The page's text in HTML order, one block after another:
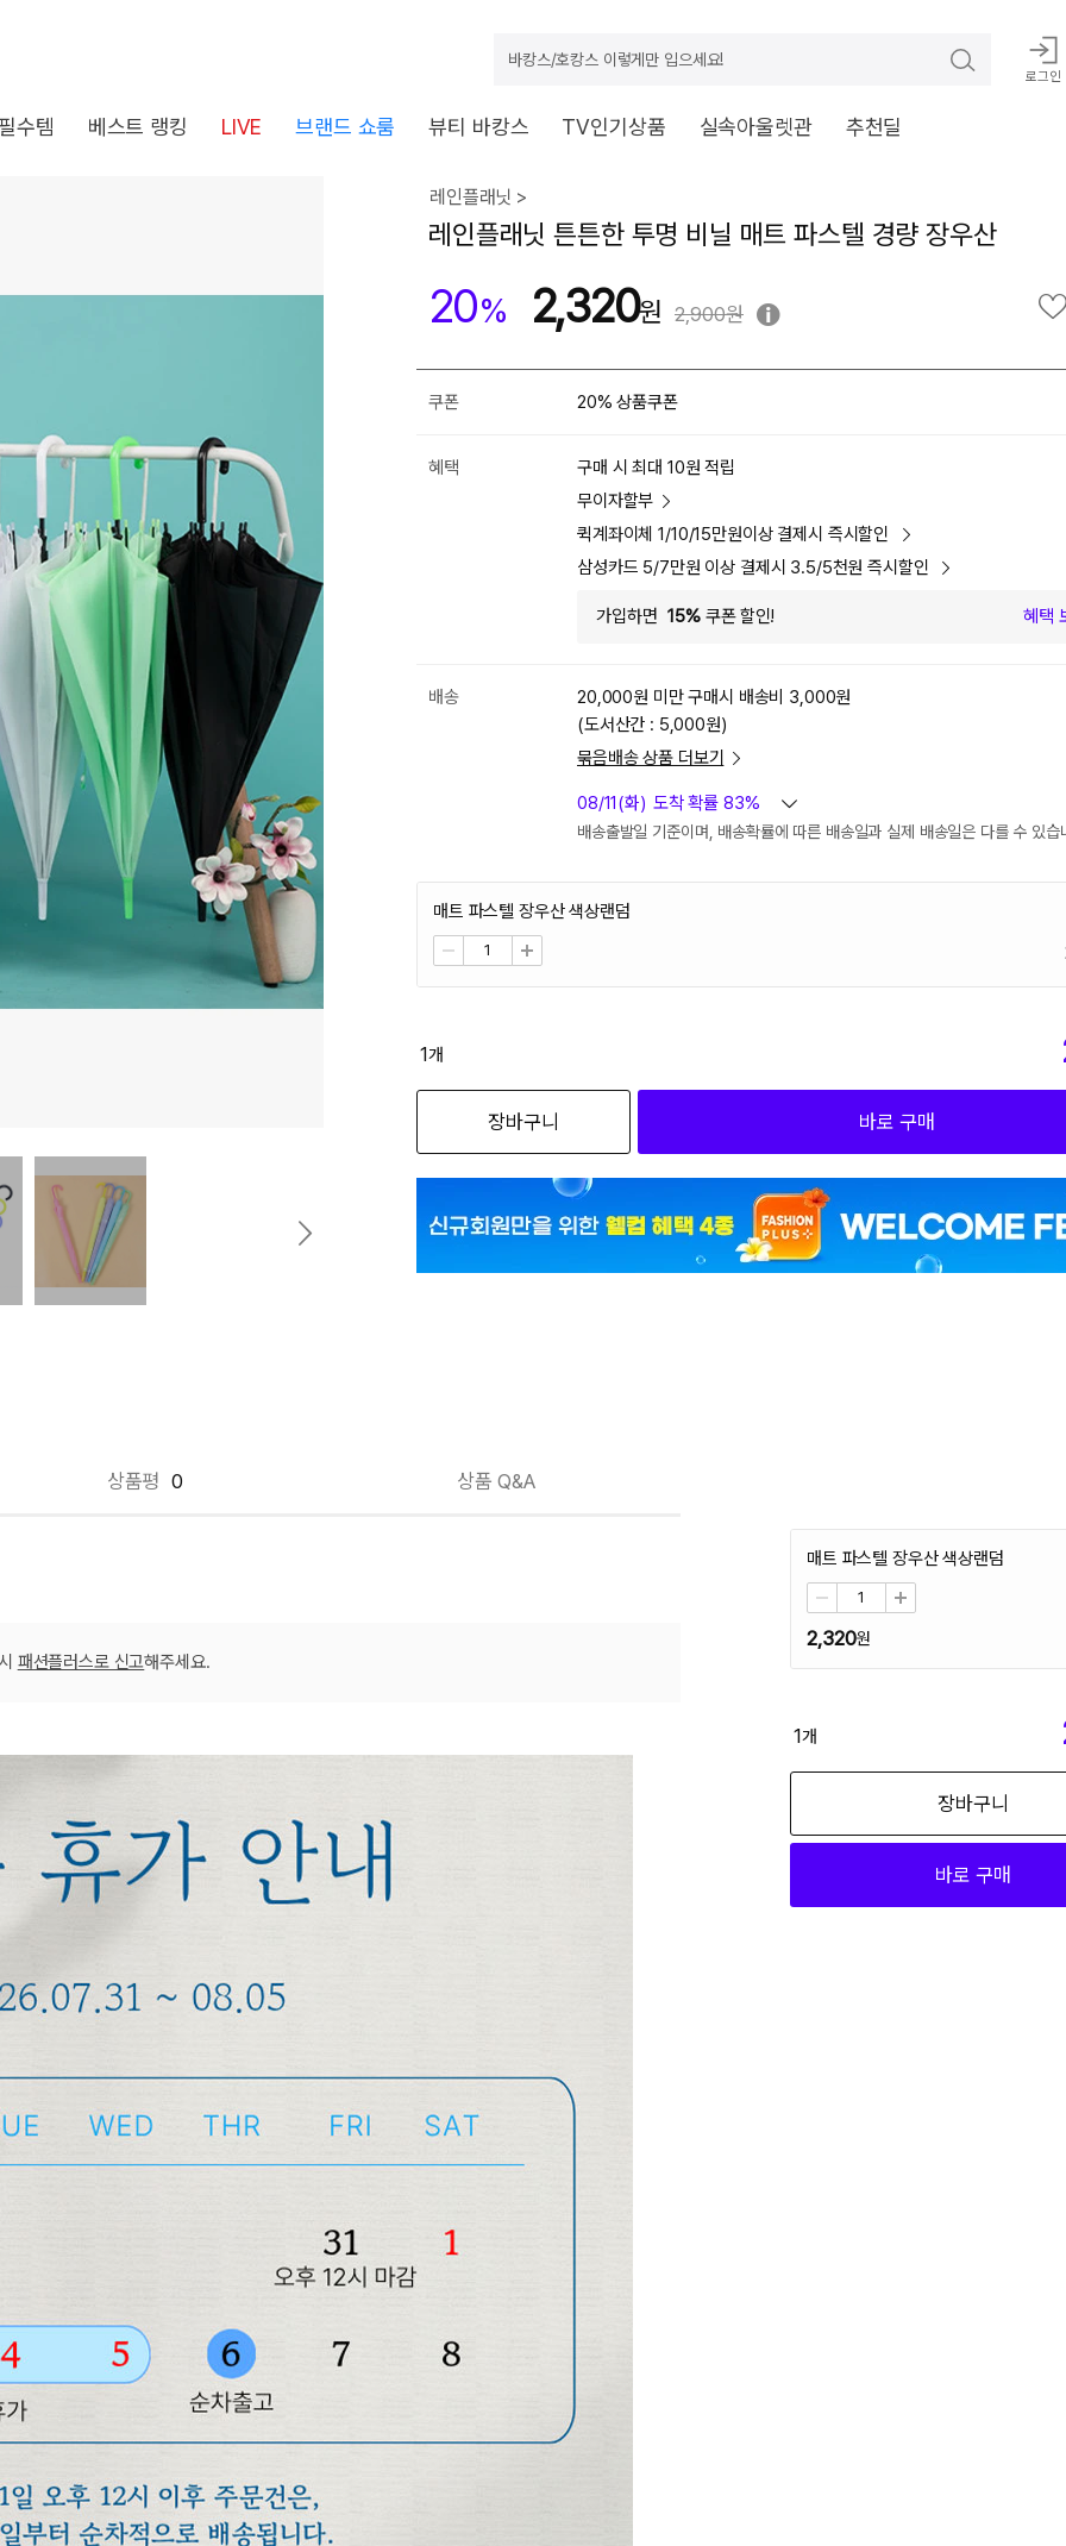
바캉스/호캉스 이렇게만 입으세요!
로그인
수템 베스트 랭킹 LIVE 브랜드 쇼룸 뷰티 바캉스 TV인기상품 실속아울렛관 추천딜
장바구니 쿠폰
가능 쿠폰
품이에요
어떠세요?
레인플래닛 >
레인플래닛 튼튼한 투명 비닐 매트 파스텔 경량 장우산
20% 2,320 2,900원
쿠폰 20% 상품쿠폰
혜택
구매 시 최대 10원 적립
무이자할부
퀵계좌이체 1/10/15만원이상 결제시 즉시할인
삼성카드 5/7만원 이상 결제시 3.5/5천원 즉시할인
가입하면 15%쿠폰 할인! 혜택
배송 20,000원 미만 구매시 배송비 3,000원
(도서산간 : 5,000원)
묶음배송 상품 더보기
08/11(화) 도착 확률 83%
배송출발일 기준이며, 배송확률에 따른 배송일과 실제 배송일은 다를 수 있습
매트 파스텔 장우산 색상랜덤
1개
장바구니 바로 구매
상품평 0 상품 Q&A
매트 파스텔 장우산 색상랜덤
2,320
1개
장바구니
바로 구매